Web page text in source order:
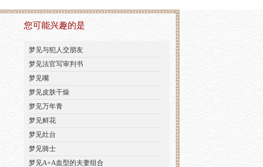
您可能兴趣的是
梦见与犯人交朋友
梦见法官写审判书
梦见嘴
梦见皮肤干燥
梦见万年青
梦见鲜花
梦见灶台
梦见骑士
梦见A+A血型的夫妻组合